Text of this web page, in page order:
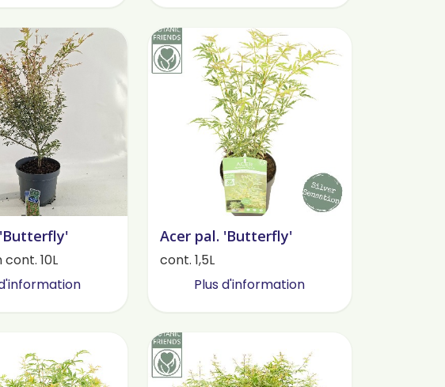
10L
Acer pal. 'Butterfly'
cont. 1,5L
Plus d'information